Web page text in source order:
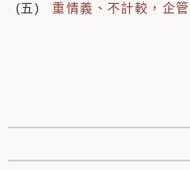
(五)
重情義、不計較，企